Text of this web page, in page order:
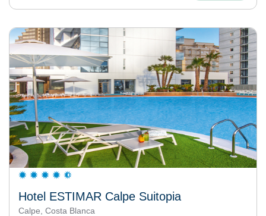
Hotel ESTIMAR Calpe Suitopia
Calpe, Costa Blanca